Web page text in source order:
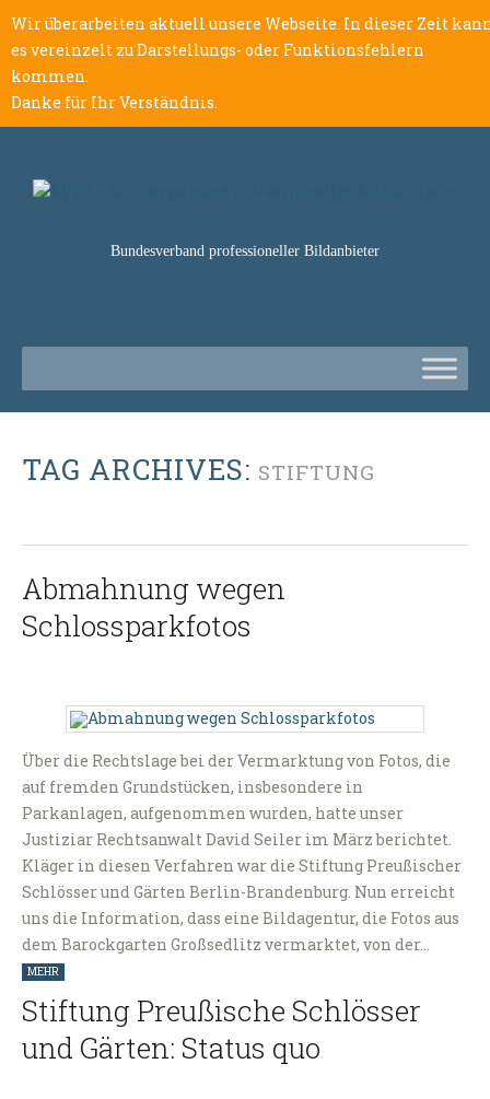
Wir überarbeiten aktuell unsere Webseite. In dieser Zeit
es vereinzelt zu Darstellungs- oder Funktionsfehlern
kommen.
Danke für Ihr Verständnis.
Bundesverband professioneller Bildanbieter
TAG ARCHIVES: STIFTUNG
Abmahnung wegen
Schlossparkfotos
Über die Rechtslage bei der Vermarktung von Fotos, die
auf fremden Grundstücken, insbesondere in
Parkanlagen, aufgenommen wurden, hatte unser
Justiziar Rechtsanwalt David Seiler im März berichtet.
Kläger in diesen Verfahren war die Stiftung Preußischer
Schlösser und Gärten Berlin-Brandenburg. Nun erreicht
uns die Information, dass eine Bildagentur, die Fotos aus
dem Barockgarten Großsedlitz vermarktet, von der…
MEHR
Stiftung Preußische Schlösser
und Gärten: Status quo